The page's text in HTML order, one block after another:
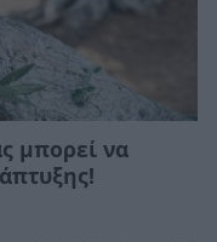
μπορεί να